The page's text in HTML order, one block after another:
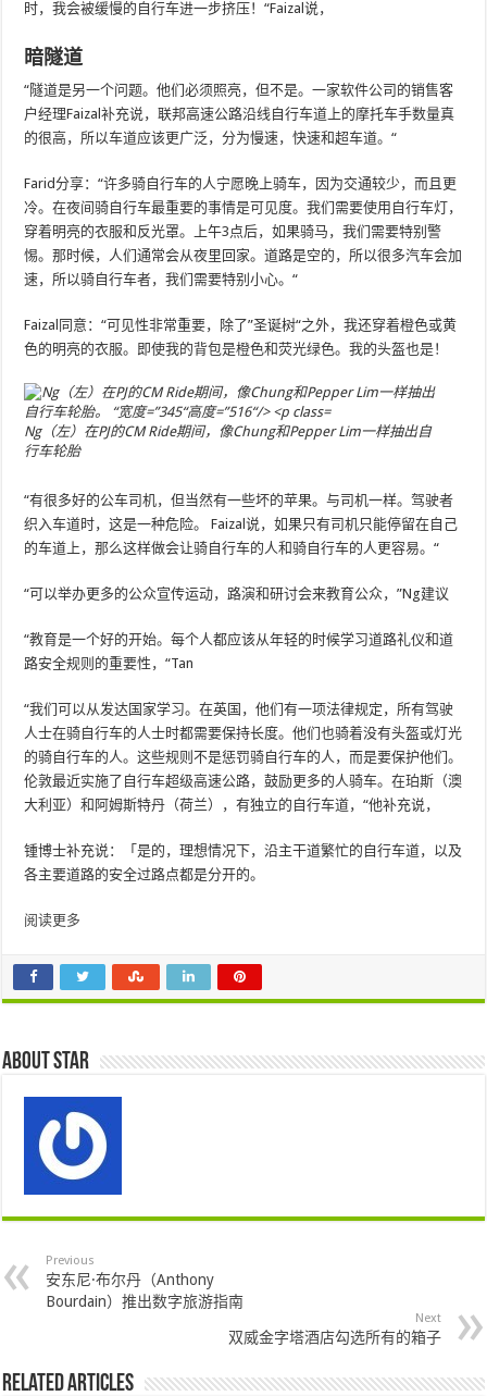
时，我会被缓慢的自行车进一步挤压！“Faizal说，
暗隧道
“隧道是另一个问题。他们必须照亮，但不是。一家软件公司的销售客
户经理Faizal补充说，联邦高速公路沿线自行车道上的摩托车手数量真
的很高，所以车道应该更广泛，分为慢速，快速和超车道。“
Farid分享：“许多骑自行车的人宁愿晚上骑车，因为交通较少，而且更
冷。在夜间骑自行车最重要的事情是可见度。我们需要使用自行车灯，
穿着明亮的衣服和反光罩。上午3点后，如果骑马，我们需要特别警
惕。那时候，人们通常会从夜里回家。道路是空的，所以很多汽车会加
速，所以骑自行车者，我们需要特别小心。“
Faizal同意：“可见性非常重要，除了”圣诞树“之外，我还穿着橙色或黄
色的明亮的衣服。即使我的背包是橙色和荧光绿色。我的头盔也是！
Ng（左）在PJ的CM Ride期间，像Chung和Pepper Lim一样抽出自
行车轮胎
“有很多好的公车司机，但当然有一些坏的苹果。与司机一样。驾驶者
织入车道时，这是一种危险。 Faizal说，如果只有司机只能停留在自己
的车道上，那么这样做会让骑自行车的人和骑自行车的人更容易。“
“可以举办更多的公众宣传运动，路演和研讨会来教育公众，”Ng建议
“教育是一个好的开始。每个人都应该从年轻的时候学习道路礼仪和道
路安全规则的重要性，“Tan
“我们可以从发达国家学习。在英国，他们有一项法律规定，所有驾驶
人士在骑自行车的人士时都需要保持长度。他们也骑着没有头盔或灯光
的骑自行车的人。这些规则不是惩罚骑自行车的人，而是要保护他们。
伦敦最近实施了自行车超级高速公路，鼓励更多的人骑车。在珀斯（澳
大利亚）和阿姆斯特丹（荷兰），有独立的自行车道，“他补充说，
锺博士补充说：「是的，理想情况下，沿主干道繁忙的自行车道，以及
各主要道路的安全过路点都是分开的。
阅读更多
About star
Previous
安东尼·布尔丹（Anthony
Bourdain）推出数字旅游指南
Next
双威金字塔酒店勾选所有的箱子
Related Articles